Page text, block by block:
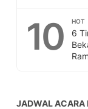
10 HOT
6